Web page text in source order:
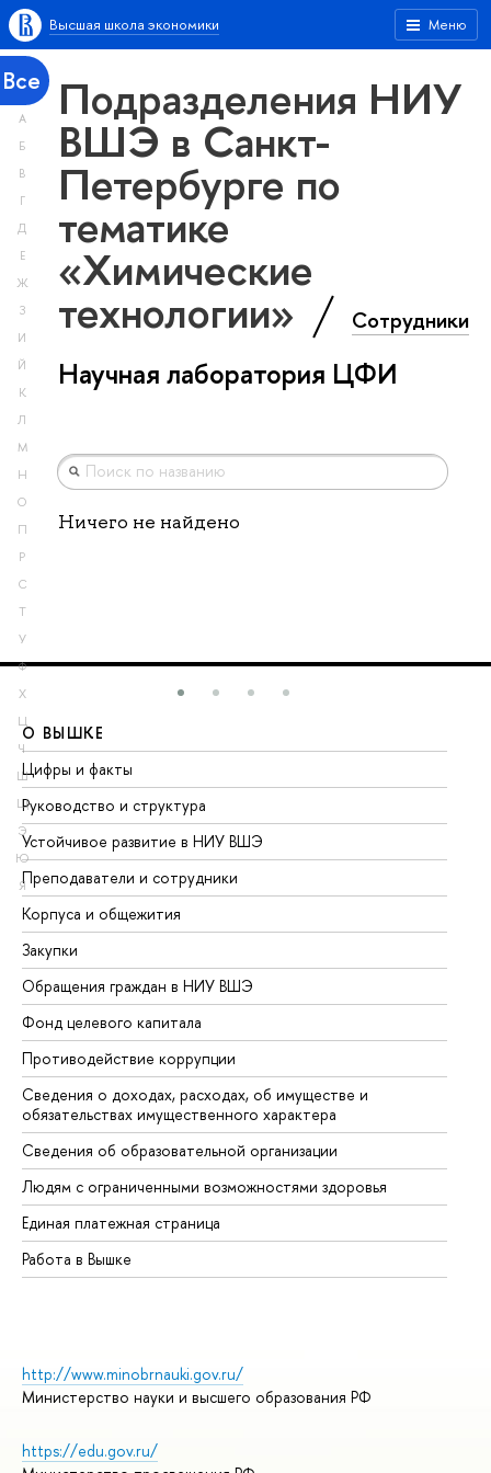
Меню
Высшая школа экономики
Все
А
Б
В
Г
Д
Е
Ж
З
И
Й
К
Л
М
Н
О
П
Р
С
Т
У
Ф
Х
Ц
Ч
Ш
Щ
Э
Ю
Я
Подразделения НИУ
ВШЭ в Санкт-
Петербурге по
тематике
«Химические
технологии» Сотрудники
Научная лаборатория ЦФИ
Ничего не найдено
О ВЫШКЕ
Цифры и факты
Руководство и структура
Устойчивое развитие в НИУ ВШЭ
Преподаватели и сотрудники
Корпуса и общежития
Закупки
Обращения граждан в НИУ ВШЭ
Фонд целевого капитала
Противодействие коррупции
Сведения о доходах, расходах, об имуществе и
обязательствах имущественного характера
Сведения об образовательной организации
Людям с ограниченными возможностями здоровья
Единая платежная страница
Работа в Вышке
http://www.minobrnauki.gov.ru/
Министерство науки и высшего образования РФ
https://edu.gov.ru/